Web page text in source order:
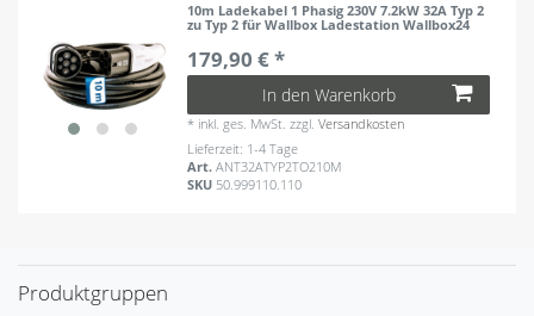
10m Ladekabel 1 Phasig 230V 7.2kW 32A Typ 2
zu Typ 2 für Wallbox Ladestation Wallbox24
179,90 € *
In den Warenkorb
* inkl. ges. MwSt. zzgl.Versandkosten
Lieferzeit: 1-4 Tage
Art.ANT32ATYP2TO210M
SKU 50.999110.110
Produktgruppen